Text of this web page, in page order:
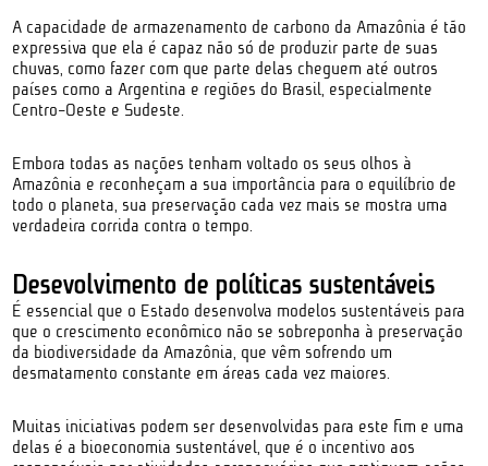
A capacidade de armazenamento de carbono da Amazônia é tão
expressiva que ela é capaz não só de produzir parte de suas
chuvas, como fazer com que parte delas cheguem até outros
países como a Argentina e regiões do Brasil, especialmente
Centro-Oeste e Sudeste.
Embora todas as nações tenham voltado os seus olhos à
Amazônia e reconheçam a sua importância para o equilíbrio de
todo o planeta, sua preservação cada vez mais se mostra uma
verdadeira corrida contra o tempo.
Desevolvimento de políticas sustentáveis
É essencial que o Estado desenvolva modelos sustentáveis para
que o crescimento econômico não se sobreponha à preservação
da biodiversidade da Amazônia, que vêm sofrendo um
desmatamento constante em áreas cada vez maiores.
Muitas iniciativas podem ser desenvolvidas para este fim e uma
delas é a bioeconomia sustentável, que é o incentivo aos